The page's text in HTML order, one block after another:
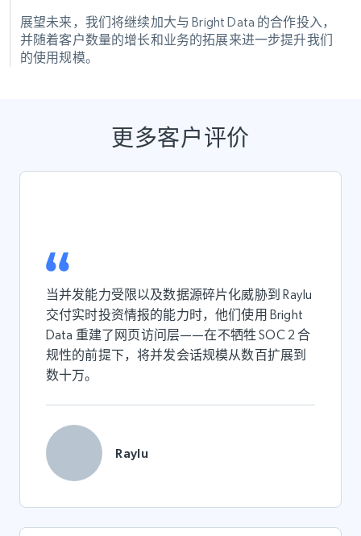
展望未来，我们将继续加大与 Bright Data 的合作投入，
并随着客户数量的增长和业务的拓展来进一步提升我们
的使用规模。
更多客户评价
当并发能力受限以及数据源碎片化威胁到 Raylu
交付实时投资情报的能力时，他们使用 Bright
Data 重建了网页访问层——在不牺牲 SOC 2 合
规性的前提下，将并发会话规模从数百扩展到
数十万。
Raylu